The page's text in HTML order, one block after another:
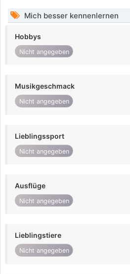
Mich besser kennenlernen
Hobbys
Nicht angegeben
Musikgeschmack
Nicht angegeben
Lieblingssport
Nicht angegeben
Ausflüge
Nicht angegeben
Lieblingstiere
Nicht angegeben